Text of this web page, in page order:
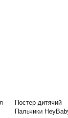
Постер дитячий
Пальчики